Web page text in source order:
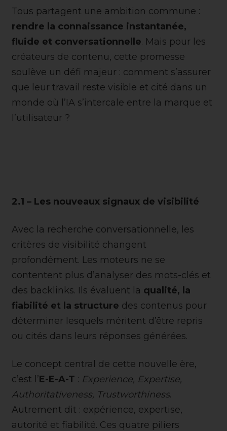
Tous partagent une ambition commune :
rendre la connaissance instantanée,
fluide et conversationnelle. Mais pour les
créateurs de contenu, cette promesse
soulève un défi majeur : comment s’assurer
que leur travail reste visible et cité dans un
monde où l’IA s’intercale entre la marque et
l’utilisateur ?
2.1 – Les nouveaux signaux de visibilité
Avec la recherche conversationnelle, les
critères de visibilité changent
profondément. Les moteurs ne se
contentent plus d’analyser des mots-clés et
des backlinks. Ils évaluent la qualité, la
fiabilité et la structure des contenus pour
déterminer lesquels méritent d’être repris
ou cités dans leurs réponses générées.
Le concept central de cette nouvelle ère,
c’est l’E-E-A-T : Experience, Expertise,
Authoritativeness, Trustworthiness.
Autrement dit : expérience, expertise,
autorité et fiabilité. Ces quatre piliers